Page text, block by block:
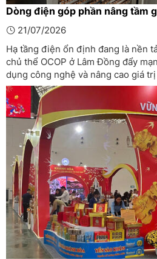
Dòng điện góp phần nâng tầm
21/07/2026
Hạ tầng điện ổn định đang là nền
chủ thể OCOP ở Lâm Đồng đẩy
dụng công nghệ và nâng cao giá